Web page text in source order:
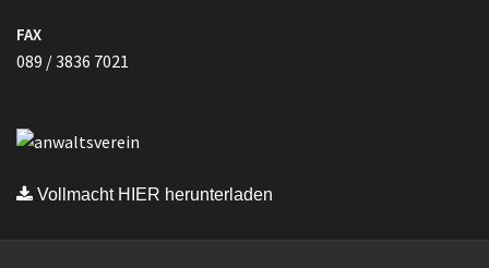
FAX
089 / 3836 7021
Vollmacht HIER herunterladen